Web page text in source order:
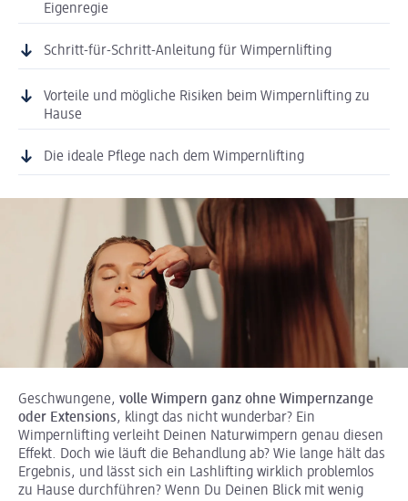
Eigenregie
Schritt-für-Schritt-Anleitung für Wimpernlifting
Vorteile und mögliche Risiken beim Wimpernlifting zu
Hause
Die ideale Pflege nach dem Wimpernlifting
Geschwungene, volle Wimpern ganz ohne Wimpernzange
oder Extensions, klingt das nicht wunderbar? Ein
Wimpernlifting verleiht Deinen Naturwimpern genau diesen
Effekt. Doch wie läuft die Behandlung ab? Wie lange hält das
Ergebnis, und lässt sich ein Lashlifting wirklich problemlos
zu Hause durchführen? Wenn Du Deinen Blick mit wenig